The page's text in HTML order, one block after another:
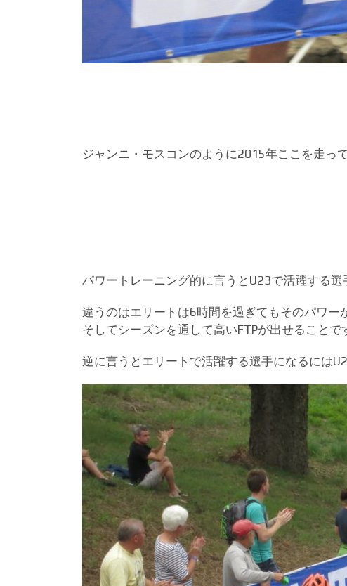
ジャンニ・モスコンのように2015年ここを走っ
パワートレーニング的に言うとU23で活躍する選
違うのはエリートは6時間を過ぎてもそのパワー
そしてシーズンを通して高いFTPが出せることで
逆に言うとエリートで活躍する選手になるには